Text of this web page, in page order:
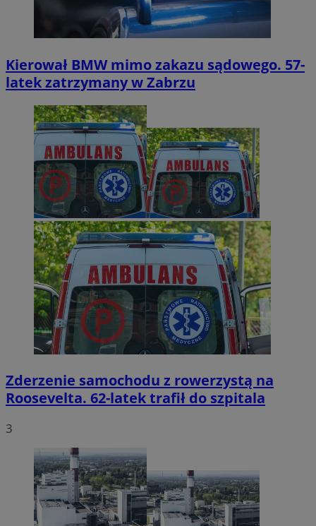
Kierował BMW mimo zakazu sądowego. 57-
latek zatrzymany w Zabrzu
Zderzenie samochodu z rowerzystą na
Roosevelta. 62-latek trafił do szpitala
3